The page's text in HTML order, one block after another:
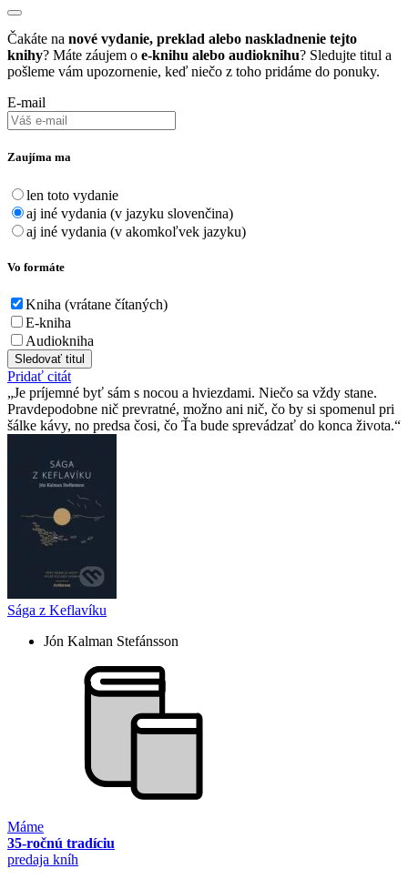
Čakáte na nové vydanie, preklad alebo naskladnenie tejto
knihy? Máte záujem o e-knihu alebo audioknihu? Sledujte titul a
pošleme vám upozornenie, keď niečo z toho pridáme do ponuky.
E-mail
Zaujíma ma
len toto vydanie
aj iné vydania (v jazyku slovenčina)
aj iné vydania (v akomkoľvek jazyku)
Vo formáte
Kniha (vrátane čítaných)
E-kniha
Audiokniha
Sledovať titul
Pridať citát
Je príjemné byť sám s nocou a hviezdami. Niečo sa vždy stane.
Pravdepodobne nič prevratné, možno ani nič, čo by si spomenul pri
šálke kávy, no predsa čosi, čo Ťa bude sprevádzať do konca života.
Sága z Keflavíku
Jón Kalman Stefánsson
Máme
35-ročnú tradíciu
predaja kníh